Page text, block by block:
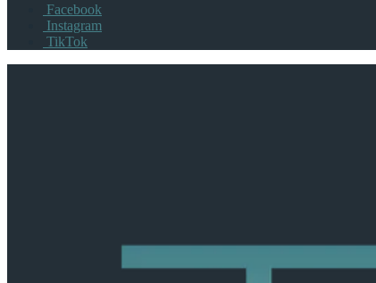
Facebook
Instagram
TikTok